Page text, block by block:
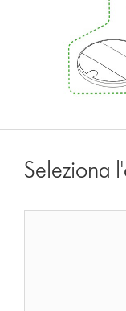
Seleziona